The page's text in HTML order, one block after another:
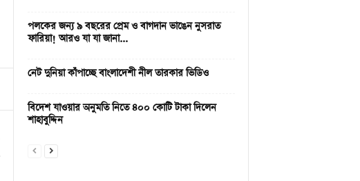
পলকের জন্য ৯ বছরের প্রেম ও বাগদান ভাঙেন নুসরাত
ফারিয়া! আরও যা যা জানা...
নেট দুনিয়া কাঁপাচ্ছে বাংলাদেশী নীল তারকার ভিডিও
বিদেশ যাওয়ার অনুমতি নিতে ৪০০ কোটি টাকা দিলেন
শাহাবুদ্দিন